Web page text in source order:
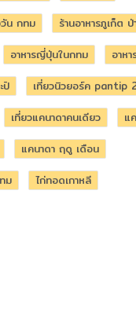
วัน กทม
ร้านอาหารภูเก็ต
อาหารญี่ปุ่นในกทม
อาหา
ปิ
เที่ยวนิวยอร์ค pantip
เที่ยวแคนาดาคนเดียว
แ
แคนาดา ฤดู เดือน
ม
ไก่ทอดเกาหลี